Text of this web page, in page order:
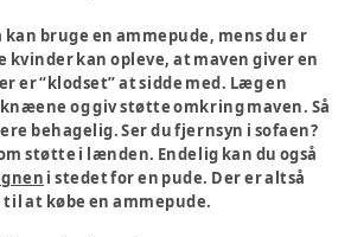
kan bruge en ammepude, mens du er
kvinder kan opleve, at maven giver en
er “klodset” at sidde med. Læg en
og giv støtte omkring maven. Så
behagelig. Ser du fjernsyn i sofaen?
støtte i lænden. Endelig kan du også
i stedet for en pude. Der er altså
at købe en ammepude.